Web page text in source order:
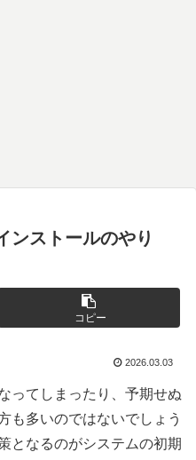
ンストールのやり
コピー
2026.03.03
ってしまったり、予期せぬ
も多いのではないでしょう
となるのがシステムの初期